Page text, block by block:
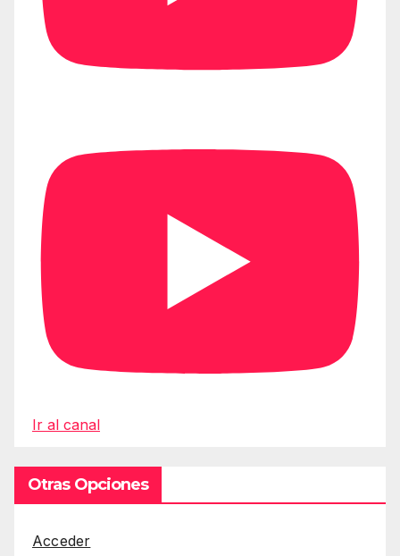
Ir al canal
Otras Opciones
Acceder